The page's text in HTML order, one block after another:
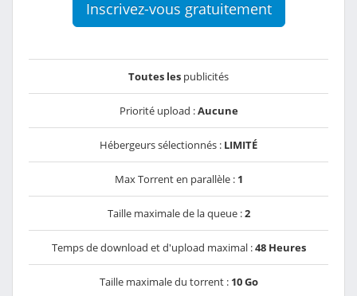
Inscrivez-vous gratuitement
Toutes les publicités
Priorité upload :Aucune
Hébergeurs sélectionnés : LIMITÉ
Max Torrent en parallèle : 1
Taille maximale de la queue :2
Temps de download et d'upload maximal :48 Heures
Taille maximale du torrent : 10 Go